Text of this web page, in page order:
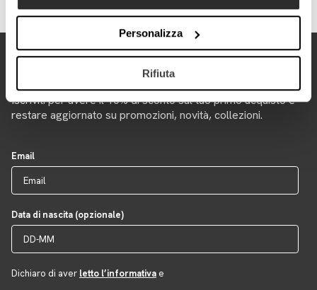
Personalizza
Rifiuta
Iscriviti per avere il 10% di sconto sul tuo primo acquisto e
restare aggiornato su promozioni, novità, collezioni.
Email
Data di nascita (opzionale)
Dichiaro di aver letto l’informativa e